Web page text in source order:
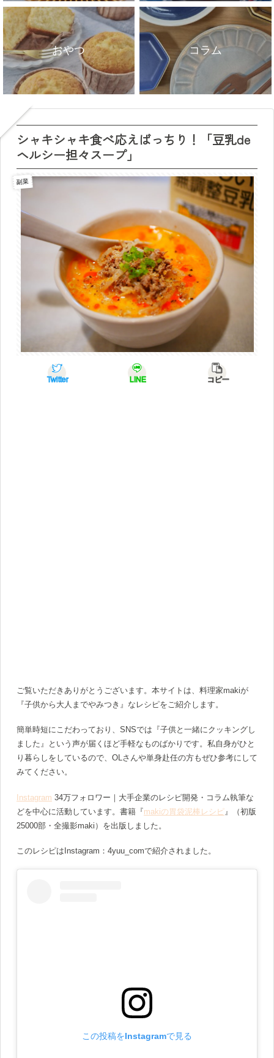
おやつ コラム
シャキシャキ食べ応えばっちり！「豆乳de
ヘルシー担々スープ」
副菜
Twitter LINE コピー
ご覧いただきありがとうございます。本サイトは、料理家makiが
『子供から大人までやみつき』なレシピをご紹介します。
簡単時短にこだわっており、SNSでは『子供と一緒にクッキングし
ました』という声が届くほど手軽なものばかりです。私自身がひと
り暮らしをしているので、OLさんや単身赴任の方もぜひ参考にして
みてください。
Instagram 34万フォロワー｜大手企業のレシピ開発・コラム執筆な
どを中心に活動しています。書籍『makiの胃袋泥棒レシピ 』（初版
25000部・全撮影maki）を出版しました。
このレシピはInstagram：4yuu_comで紹介されました。
この投稿をInstagramで見る